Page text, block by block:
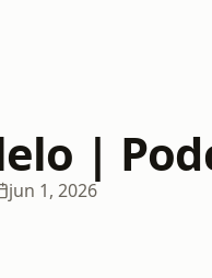
|
jun 1, 2026